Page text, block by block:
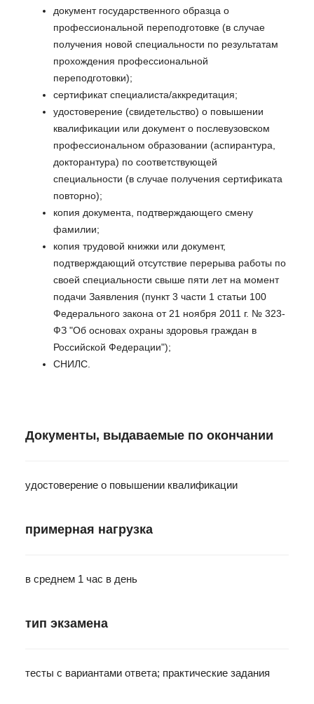
документ государственного образца о
профессиональной переподготовке (в случае
получения новой специальности по результатам
прохождения профессиональной
переподготовки);
сертификат специалиста/аккредитация;
удостоверение (свидетельство) о повышении
квалификации или документ о послевузовском
профессиональном образовании (аспирантура,
докторантура) по соответствующей
специальности (в случае получения сертификата
повторно);
копия документа, подтверждающего смену
фамилии;
копия трудовой книжки или документ,
подтверждающий отсутствие перерыва работы по
своей специальности свыше пяти лет на момент
подачи Заявления (пункт 3 части 1 статьи 100
Федерального закона от 21 ноября 2011 г. № 323-
ФЗ "Об основах охраны здоровья граждан в
Российской Федерации");
СНИЛС.
Документы, выдаваемые по окончании
удостоверение о повышении квалификации
примерная нагрузка
в среднем 1 час в день
тип экзамена
тесты с вариантами ответа; практические задания